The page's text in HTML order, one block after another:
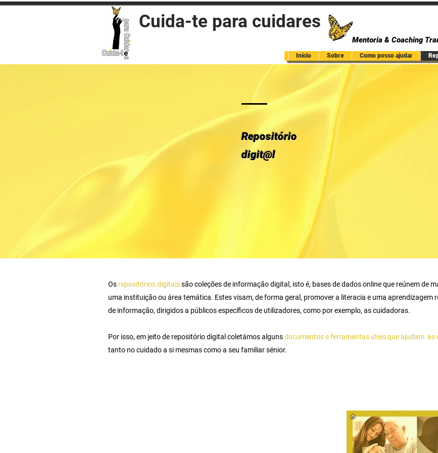
Cuida-te para cuidares
Mentoria & Coaching
Início Sobre Como posso ajudar
Repositório
digit@l
Os repositórios digitaissão coleções de informação digital, isto é, bases de dados online que reúnem de
uma instituição ou área temática. Estes visam, de forma geral, promover a literacia e uma aprendizagem
de informação, dirigidos a públicos específicos de utilizadores, como por exemplo, as cuidadoras.
Por isso, em jeito de repositório digital coletámos algunsdocumentos e ferramentas úteis que ajudam as
tanto no cuidado a si mesmas como a seu familiar sénior.